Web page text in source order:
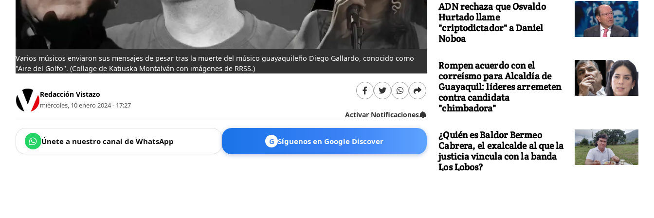
Varios músicos enviaron sus mensajes de pesar tras la muerte del músico guayaquileño Diego Gallardo, conocido como
"Aire del Golfo". (Collage de Katiuska Montalván con imágenes de RRSS.)
Redacción Vistazo
miércoles, 10 enero 2024 - 17:27
Activar Notificaciones
Únete a nuestro canal de WhatsApp G Síguenos en Google Discover
ADN rechaza que Osvaldo
Hurtado llame
"criptodictador" a Daniel
Noboa
Rompen acuerdo con el
correísmo para Alcaldía de
Guayaquil: líderes arremeten
contra candidata
"chimbadora"
¿Quién es Baldor Bermeo
Cabrera, el exalcalde al que la
justicia vincula con la banda
Los Lobos?